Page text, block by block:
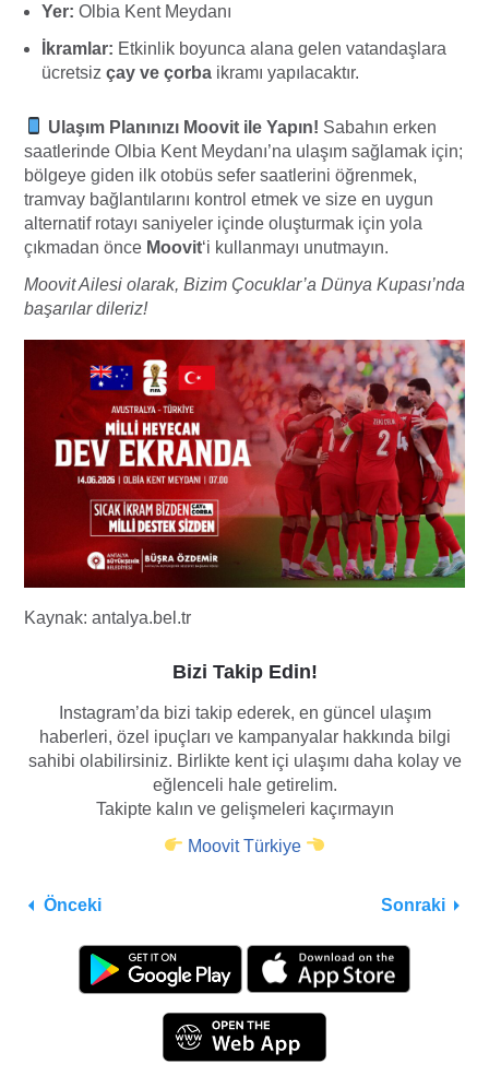
Yer: Olbia Kent Meydanı
İkramlar: Etkinlik boyunca alana gelen vatandaşlara
ücretsiz çay ve çorba ikramı yapılacaktır.
Ulaşım Planınızı Moovit ile Yapın! Sabahın erken
saatlerinde Olbia Kent Meydanı’na ulaşım sağlamak için;
bölgeye giden ilk otobüs sefer saatlerini öğrenmek,
tramvay bağlantılarını kontrol etmek ve size en uygun
alternatif rotayı saniyeler içinde oluşturmak için yola
çıkmadan önce Moovit‘i kullanmayı unutmayın.
Moovit Ailesi olarak, Bizim Çocuklar’a Dünya Kupası’nda
başarılar dileriz!
Kaynak: antalya.bel.tr
Bizi Takip Edin!
Instagram’da bizi takip ederek, en güncel ulaşım
haberleri, özel ipuçları ve kampanyalar hakkında bilgi
sahibi olabilirsiniz. Birlikte kent içi ulaşımı daha kolay ve
eğlenceli hale getirelim.
Takipte kalın ve gelişmeleri kaçırmayın
Moovit Türkiye
Önceki Sonraki